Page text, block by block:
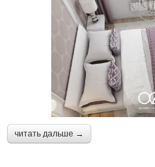
читать дальше →